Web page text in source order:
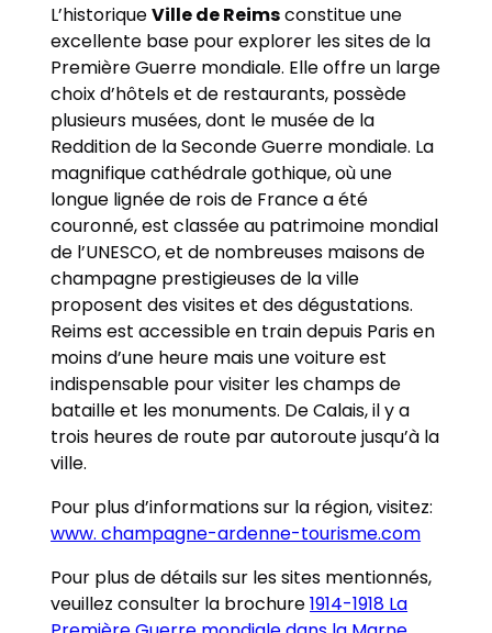
L’historiqueVille de Reimsconstitue une
excellente base pour explorer les sites de la
Première Guerre mondiale. Elle offre un large
choix d’hôtels et de restaurants, possède
plusieurs musées, dont le musée de la
Reddition de la Seconde Guerre mondiale. La
magnifique cathédrale gothique, où une
longue lignée de rois de France a été
couronné, est classée au patrimoine mondial
de l’UNESCO, et de nombreuses maisons de
champagne prestigieuses de la ville
proposent des visites et des dégustations.
Reims est accessible en train depuis Paris en
moins d’une heure mais une voiture est
indispensable pour visiter les champs de
bataille et les monuments. De Calais, il y a
trois heures de route par autoroute jusqu’à la
ville.
Pour plus d’informations sur la région, visitez:
www. champagne-ardenne-tourisme.com
Pour plus de détails sur les sites mentionnés,
veuillez consulter la brochure1914-1918 La